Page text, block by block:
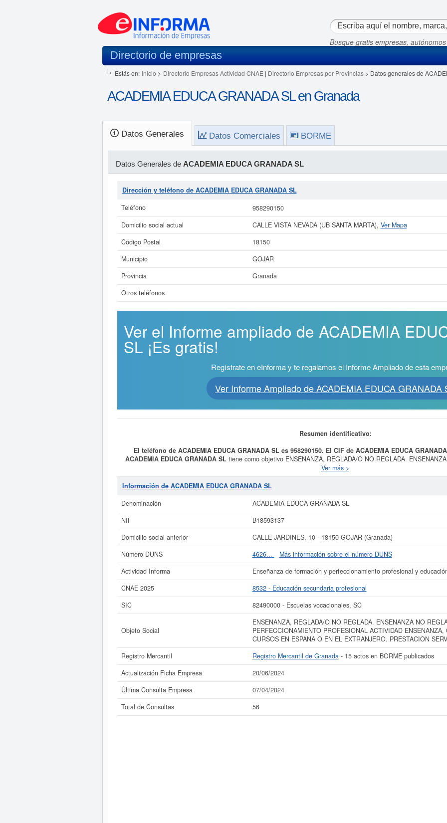
Busque gratis empresas,
Directorio de empresas
Estás en: Inicio > Directorio Empresas Actividad CNAE | Directorio Empresas por Provincias> Datos generales de
ACADEMIA EDUCA GRANADA SL en Granada
Datos Generales Datos Comerciales BORME
Datos Generales de ACADEMIA EDUCA GRANADA SL
Dirección y teléfono de ACADEMIA EDUCA GRANADA SL
Teléfono
958290150
Domicilio social actual
CALLE VISTA NEVADA (UB SANTA MARTA), Ver Mapa
Código Postal
18150
Municipio
GOJAR
Provincia
Granada
Otros teléfonos
Ver el Informe ampliado de ACADEMIA
SL ¡Es gratis!
Regístrate en eInforma y te regalamos el Informe Ampliado de esta
Ver Informe Ampliado de ACADEMIA EDUCA GRANADA
Resumen identificativo:
El teléfono de ACADEMIA EDUCA GRANADA SL es 958290150. El CIF de ACADEMIA EDUCA
ACADEMIA EDUCA GRANADA SLtiene como objetivo ENSENANZA, REGLADA/O NO REGLADA.
PERFECCIONAMIENTO PROFESIONAL ACTIVIDAD ENSENANZA, ORGANIZACION, PROMOCION CURSOS
PRESTACION SERVICIOS INFORMATICOS, ADMI y se dió del alta el día 18/12/2001. Esta empresa está
Educación secundaria profesional. Dentro del Sistema Internacional de Clasificación de actividades
07/04/2024. En la presente página puede consultar a qué subvenciones puede solicitar esta empresa las demás
tiene 15 actos inscritos en el BORME.
Si está interesado en conocer más datos de la empresa ACADEMIA EDUCA GRANADA SL puede
ACADEMIA EDUCA GRANADA SL y consultar los resultados de sus años de actividad, así como los balances y
La última actualización del informe de empresa se ha realizado el 20/06/2024.
Ver más >
Información de ACADEMIA EDUCA GRANADA SL
Denominación
ACADEMIA EDUCA GRANADA SL
NIF
B18593137
Domicilio social anterior
CALLE JARDINES, 10 - 18150 GOJAR (Granada)
Número DUNS
4626...
Más información sobre el número DUNS
Actividad Informa
Enseñanza de formación y perfeccionamiento profesional y
CNAE 2025
8532 - Educación secundaria profesional
SIC
82490000 - Escuelas vocacionales, SC
Objeto Social
ENSENANZA, REGLADA/O NO REGLADA. ENSENANZA NO
PERFECCIONAMIENTO PROFESIONAL ACTIVIDAD
CURSOS EN ESPANA O EN EL EXTRANJERO. PRESTACION
Registro Mercantil
Registro Mercantil de Granada- 15 actos en BORME publicados
Actualización Ficha Empresa
20/06/2024
Última Consulta Empresa
07/04/2024
Total de Consultas
56